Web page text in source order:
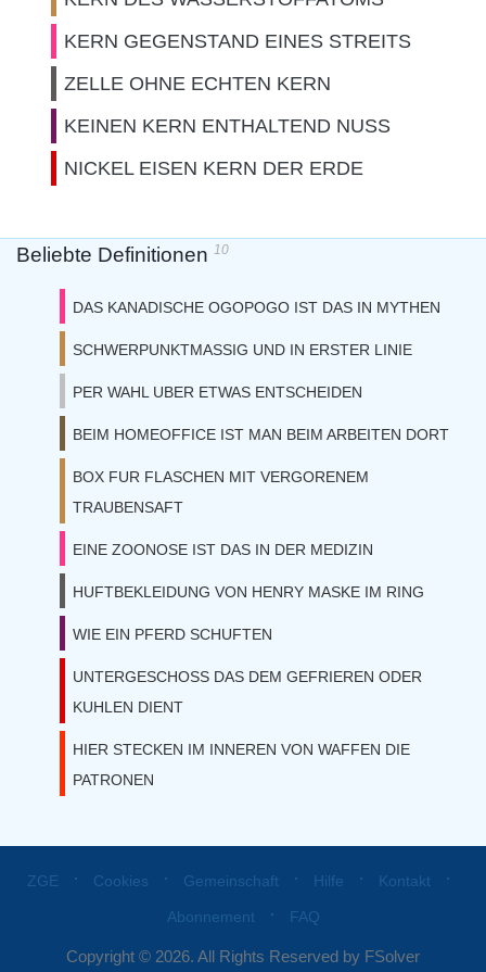
KERN GEGENSTAND EINES STREITS
ZELLE OHNE ECHTEN KERN
KEINEN KERN ENTHALTEND NUSS
NICKEL EISEN KERN DER ERDE
Beliebte Definitionen 10
DAS KANADISCHE OGOPOGO IST DAS IN MYTHEN
SCHWERPUNKTMASSIG UND IN ERSTER LINIE
PER WAHL UBER ETWAS ENTSCHEIDEN
BEIM HOMEOFFICE IST MAN BEIM ARBEITEN DORT
BOX FUR FLASCHEN MIT VERGORENEM
TRAUBENSAFT
EINE ZOONOSE IST DAS IN DER MEDIZIN
HUFTBEKLEIDUNG VON HENRY MASKE IM RING
WIE EIN PFERD SCHUFTEN
UNTERGESCHOSS DAS DEM GEFRIEREN ODER
KUHLEN DIENT
HIER STECKEN IM INNEREN VON WAFFEN DIE
PATRONEN
ZGE ⋅ Cookies ⋅ Gemeinschaft ⋅ Hilfe ⋅ Kontakt ⋅
Abonnement ⋅ FAQ
Copyright © 2026. All Rights Reserved by FSolver